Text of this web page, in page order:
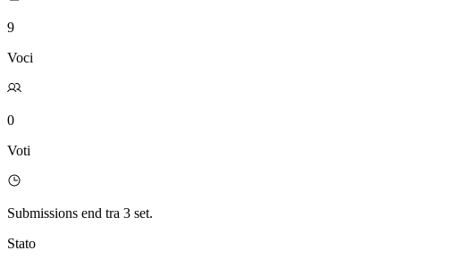
9
Voci
0
Voti
Submissions end tra 3 set.
Stato